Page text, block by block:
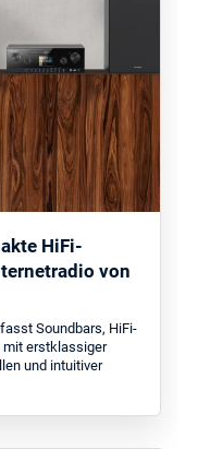
HiFi-
von
Soundbars, HiFi-
mit erstklassiger
und intuitiver